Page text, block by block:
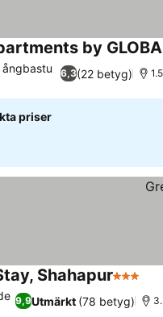
by
6,3(22 betyg)
priser
Shahapur3
9,9Utmärkt (78 betyg)